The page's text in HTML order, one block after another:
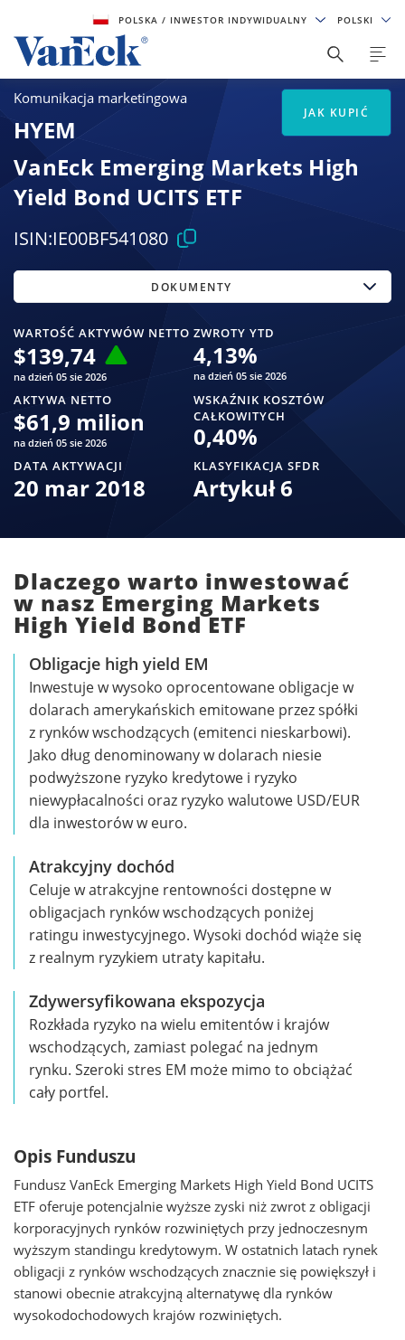
POLSKA/ INWESTOR INDYWIDUALNY POLSKI
Komunikacja marketingowa
HYEM
VanEck Emerging Markets High
Yield Bond UCITS ETF
ISIN:IE00BF541080
WARTOŚĆ AKTYWÓW NETTO
$139,74
na dzień 05 sie 2026
ZWROTY YTD
4,13%
na dzień 05 sie 2026
AKTYWA NETTO
$61,9 milion
na dzień 05 sie 2026
WSKAŹNIK KOSZTÓW
CAŁKOWITYCH
0,40%
DATA AKTYWACJI
20 mar 2018
KLASYFIKACJA SFDR
Artykuł 6
DOKUMENTY
JAK KUPIĆ
Dlaczego warto inwestować
w nasz Emerging Markets
High Yield Bond ETF
Obligacje high yield EM
Inwestuje w wysoko oprocentowane obligacje w
dolarach amerykańskich emitowane przez spółki
z rynków wschodzących (emitenci nieskarbowi).
Jako dług denominowany w dolarach niesie
podwyższone ryzyko kredytowe i ryzyko
niewypłacalności oraz ryzyko walutowe USD/EUR
dla inwestorów w euro.
Atrakcyjny dochód
Celuje w atrakcyjne rentowności dostępne w
obligacjach rynków wschodzących poniżej
ratingu inwestycyjnego. Wysoki dochód wiąże się
z realnym ryzykiem utraty kapitału.
Zdywersyfikowana ekspozycja
Rozkłada ryzyko na wielu emitentów i krajów
wschodzących, zamiast polegać na jednym
rynku. Szeroki stres EM może mimo to obciążać
cały portfel.
Opis Funduszu
Fundusz VanEck Emerging Markets High Yield Bond UCITS
ETF oferuje potencjalnie wyższe zyski niż zwrot z obligacji
korporacyjnych rynków rozwiniętych przy jednoczesnym
wyższym standingu kredytowym. W ostatnich latach rynek
obligacji z rynków wschodzących znacznie się powiększył i
stanowi obecnie atrakcyjną alternatywę dla rynków
wysokodochodowych krajów rozwiniętych.